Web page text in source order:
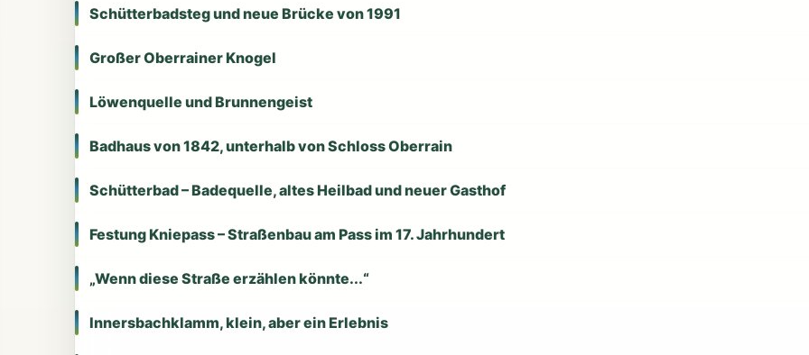
Schütterbadsteg und neue Brücke von 1991
Großer Oberrainer Knogel
Löwenquelle und Brunnengeist
Badhaus von 1842, unterhalb von Schloss Oberrain
Schütterbad – Badequelle, altes Heilbad und neuer Gasthof
Festung Kniepass – Straßenbau am Pass im 17. Jahrhundert
„Wenn diese Straße erzählen könnte...“
Innersbachklamm, klein, aber ein Erlebnis